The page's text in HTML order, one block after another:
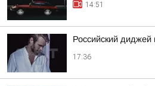
14:51
Российский
17:36